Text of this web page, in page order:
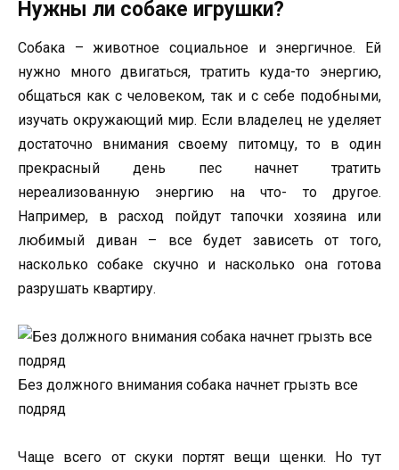
Нужны ли собаке игрушки?
Собака – животное социальное и энергичное. Ей
нужно много двигаться, тратить куда-то энергию,
общаться как с человеком, так и с себе подобными,
изучать окружающий мир. Если владелец не уделяет
достаточно внимания своему питомцу, то в один
прекрасный день пес начнет тратить
нереализованную энергию на что- то другое.
Например, в расход пойдут тапочки хозяина или
любимый диван – все будет зависеть от того,
насколько собаке скучно и насколько она готова
разрушать квартиру.
Без должного внимания собака начнет грызть все
подряд
Чаще всего от скуки портят вещи щенки. Но тут